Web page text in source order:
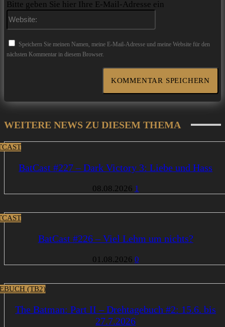
Bitte geben Sie hier Ihre E-Mail-Adresse ein
Website:
Speichern Sie meinen Namen, meine E-Mail-Adresse und meine Website für den
nächsten Kommentar in diesem Browser.
WEITERE NEWS ZU DIESEM THEMA
BatCast #227 – Dark Victory 3: Liebe und Hass
08.08.2026 1
BatCast #226 – Viel Lehm um nichts?
01.08.2026 0
(TB2)
The Batman: Part II – Drehtagebuch #2: 15.6. bis
27.7.2026